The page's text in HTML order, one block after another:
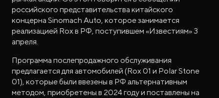
российского представительства китайского
концерна Sinomach Auto, которое занимается
реализацией Rox в РФ, поступившем «Известиям» 3
апреля.
Программа послепродажного обслуживания
предлагается для автомобилей (Rox 01 и Polar Stone
01), которые были ввезены в РФ альтернативным
методом, приобретены в 2024 году и поставлены на